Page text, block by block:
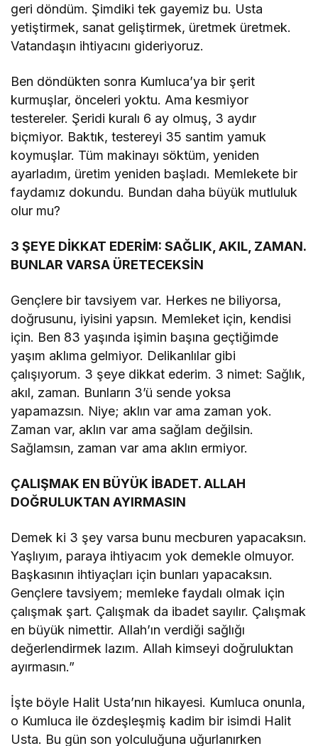
geri döndüm. Şimdiki tek gayemiz bu. Usta
yetiştirmek, sanat geliştirmek, üretmek üretmek.
Vatandaşın ihtiyacını gideriyoruz.
Ben döndükten sonra Kumluca’ya bir şerit
kurmuşlar, önceleri yoktu. Ama kesmiyor
testereler. Şeridi kuralı 6 ay olmuş, 3 aydır
biçmiyor. Baktık, testereyi 35 santim yamuk
koymuşlar. Tüm makinayı söktüm, yeniden
ayarladım, üretim yeniden başladı. Memlekete bir
faydamız dokundu. Bundan daha büyük mutluluk
olur mu?
3 ŞEYE DİKKAT EDERİM: SAĞLIK, AKIL, ZAMAN.
BUNLAR VARSA ÜRETECEKSİN
Gençlere bir tavsiyem var. Herkes ne biliyorsa,
doğrusunu, iyisini yapsın. Memleket için, kendisi
için. Ben 83 yaşında işimin başına geçtiğimde
yaşım aklıma gelmiyor. Delikanlılar gibi
çalışıyorum. 3 şeye dikkat ederim. 3 nimet: Sağlık,
akıl, zaman. Bunların 3’ü sende yoksa
yapamazsın. Niye; aklın var ama zaman yok.
Zaman var, aklın var ama sağlam değilsin.
Sağlamsın, zaman var ama aklın ermiyor.
ÇALIŞMAK EN BÜYÜK İBADET. ALLAH
DOĞRULUKTAN AYIRMASIN
Demek ki 3 şey varsa bunu mecburen yapacaksın.
Yaşlıyım, paraya ihtiyacım yok demekle olmuyor.
Başkasının ihtiyaçları için bunları yapacaksın.
Gençlere tavsiyem; memleke faydalı olmak için
çalışmak şart. Çalışmak da ibadet sayılır. Çalışmak
en büyük nimettir. Allah’ın verdiği sağlığı
değerlendirmek lazım. Allah kimseyi doğruluktan
ayırmasın.”
İşte böyle Halit Usta’nın hikayesi. Kumluca onunla,
o Kumluca ile özdeşleşmiş kadim bir isimdi Halit
Usta. Bu gün son yolculuğuna uğurlanırken